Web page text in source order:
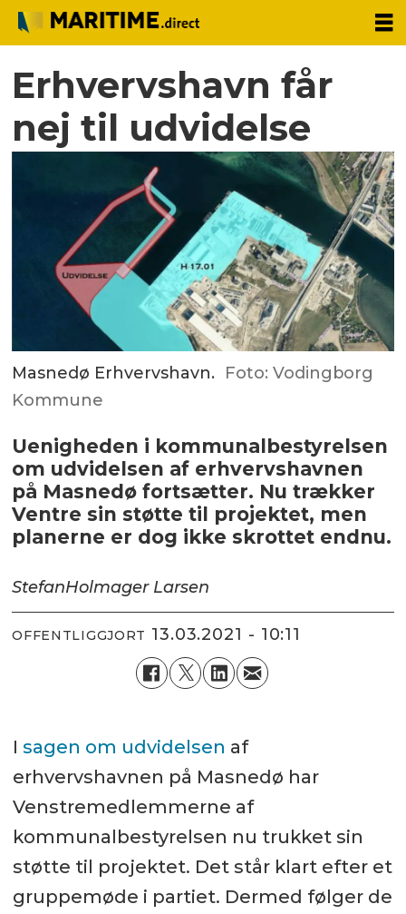
Erhvervshavn får
nej til udvidelse
Masnedø Erhvervshavn. Foto: Vodingborg
Kommune
Uenigheden i kommunalbestyrelsen
om udvidelsen af erhvervshavnen
på Masnedø fortsætter. Nu trækker
Ventre sin støtte til projektet, men
planerne er dog ikke skrottet endnu.
StefanHolmager Larsen
OFFENTLIGGJORT 13.03.2021 - 10:11
I sagen om udvidelsen af
erhvervshavnen på Masnedø har
Venstremedlemmerne af
kommunalbestyrelsen nu trukket sin
støtte til projektet. Det står klart efter et
gruppemøde i partiet. Dermed følger de